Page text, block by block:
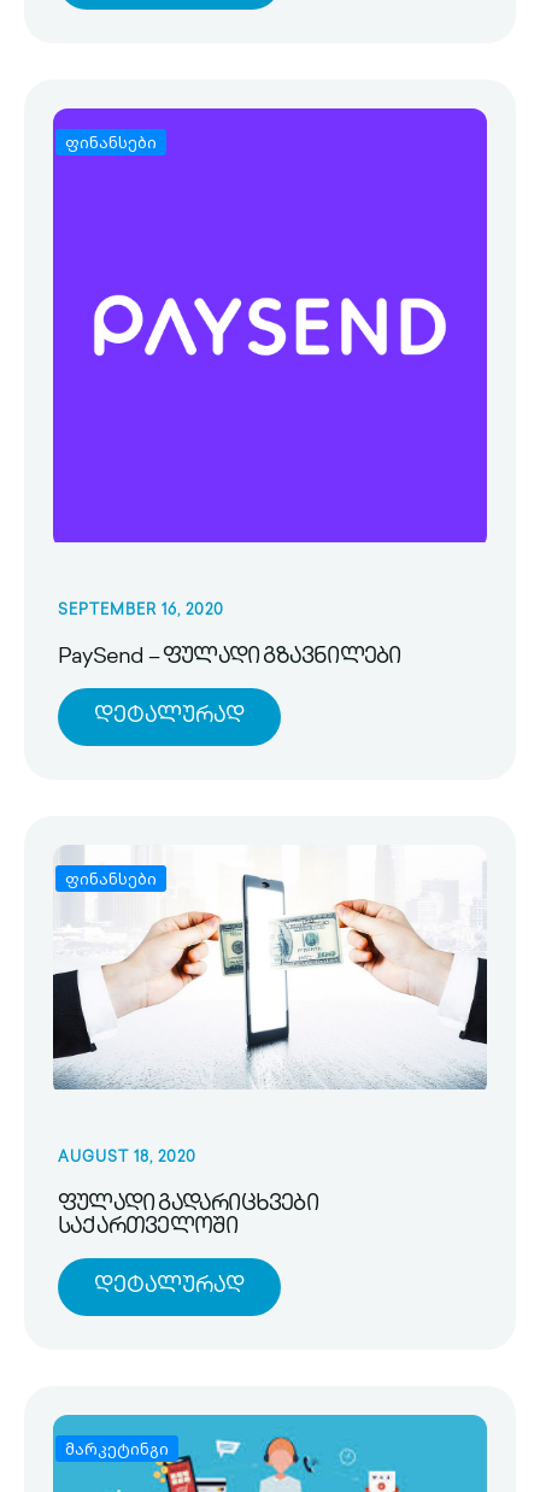
ფინანსები
SEPTEMBER 16, 2020
PaySend – ფულადი გზავნილები
Დეტალურად
ფინანსები
AUGUST 18, 2020
ფულადი გადარიცხვები
საქართველოში
Დეტალურად
მარკეტინგი